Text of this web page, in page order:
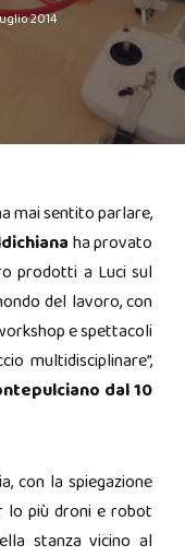
2014
mai sentito parlare,
ha provato
prodotti a Luci sul
del lavoro, con
e spettacoli
multidisciplinare”,
dal 10
con la spiegazione
lo più droni e robot
stanza vicino al